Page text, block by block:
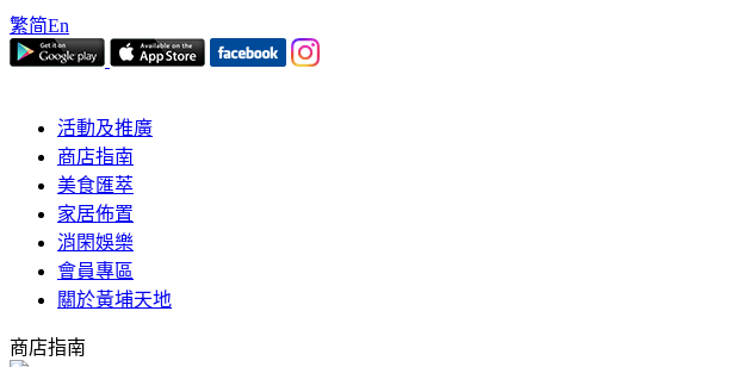
繁简En
活動及推廣
商店指南
美食匯萃
家居佈置
消閑娛樂
會員專區
關於黃埔天地
商店指南